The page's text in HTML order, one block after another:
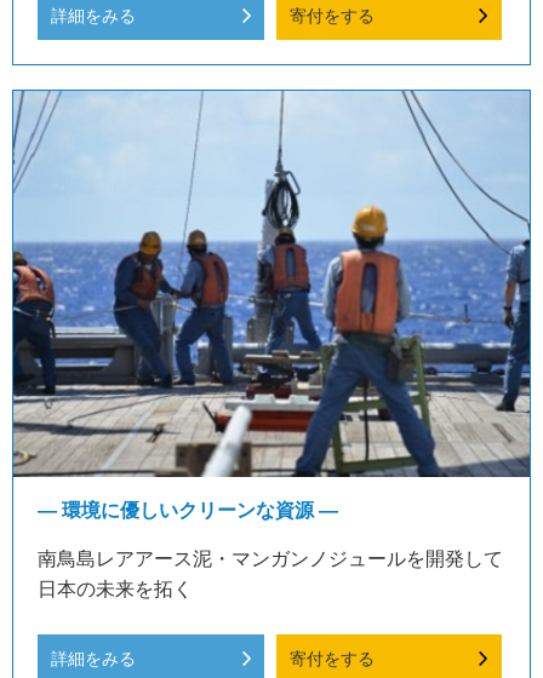
詳細をみる 寄付をする
― 環境に優しいクリーンな資源 ―
南鳥島レアアース泥・マンガンノジュールを開発して
日本の未来を拓く
詳細をみる 寄付をする